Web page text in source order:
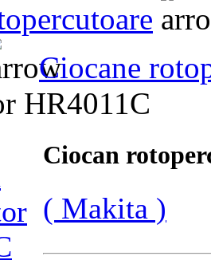
Ciocane
HR4011C
Ciocan
( Makita )